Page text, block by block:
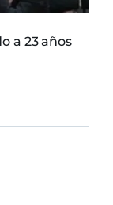
a 23 años